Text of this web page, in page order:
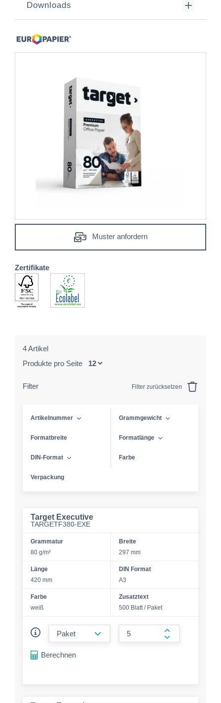
Downloads
Muster anfordern
Zertifikate
4 Artikel
Produkte pro Seite
Filter Filter zurücksetzen
Artikelnummer Grammgewicht
Formatbreite Formatlänge
DIN-Format Farbe
Verpackung
Target Executive
TARGETF380-EXE
Grammatur
80 g/m²
Breite
297 mm
Länge
420 mm
DIN Format
A3
Farbe
weiß
Zusatztext
500 Blatt / Paket
form.increase-
Berechnen